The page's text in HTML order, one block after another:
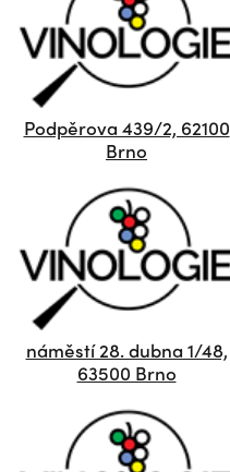
Podpěrova 439/2, 62100
Brno
náměstí 28. dubna 1/48,
63500 Brno